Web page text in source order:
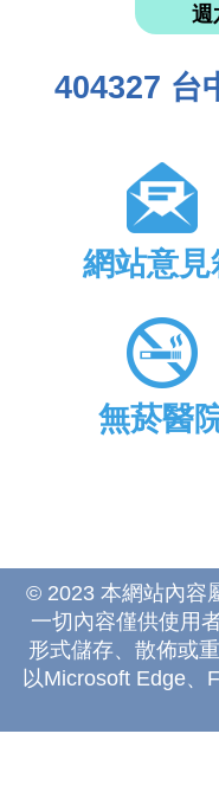
週
404327 台
網站意見
無菸醫
© 2023 本網站內容
一切內容僅供使用
形式儲存、散佈或
以Microsoft Edge、